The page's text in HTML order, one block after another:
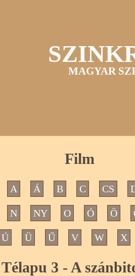
MAGYAR
Film
A Á B C CS
N NY O Ó Ö
Ú Ü Ű V W X
Télapu 3 - A